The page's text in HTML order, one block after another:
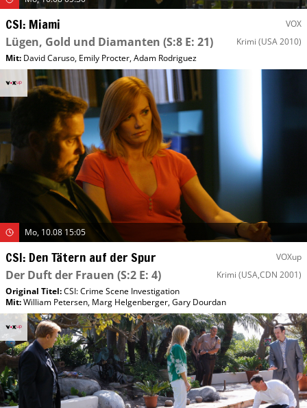
CSI: Miami VOX
Lügen, Gold und Diamanten (S:8 E: 21) Krimi (USA 2010)
Mit: David Caruso, Emily Procter,Adam Rodriguez
Mo, 10.08 15:05
CSI: Den Tätern auf der Spur VOXup
Der Duft der Frauen (S:2 E: 4) Krimi (USA,CDN 2001)
Original Titel:CSI: Crime Scene Investigation
Mit:William Petersen, Marg Helgenberger,Gary Dourdan